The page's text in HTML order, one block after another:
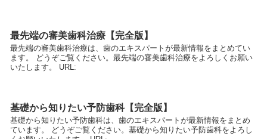
最先端の審美歯科治療【完全版】
最先端の審美歯科治療は、歯のエキスパートが最新情報をまとめてい
ます。 どうぞご覧ください。最先端の審美歯科治療をよろしくお願い
いたします。 URL:
基礎から知りたい予防歯科【完全版】
基礎から知りたい予防歯科は、歯のエキスパートが最新情報をまとめ
ています。 どうぞご覧ください。基礎から知りたい予防歯科をよろし